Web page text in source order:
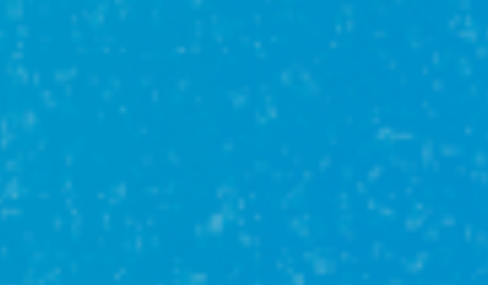
Сельская
ипотека